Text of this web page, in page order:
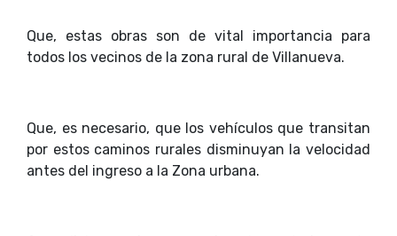
Que, estas obras son de vital importancia para
todos los vecinos de la zona rural de Villanueva.
Que, es necesario, que los vehículos que transitan
por estos caminos rurales disminuyan la velocidad
antes del ingreso a la Zona urbana.